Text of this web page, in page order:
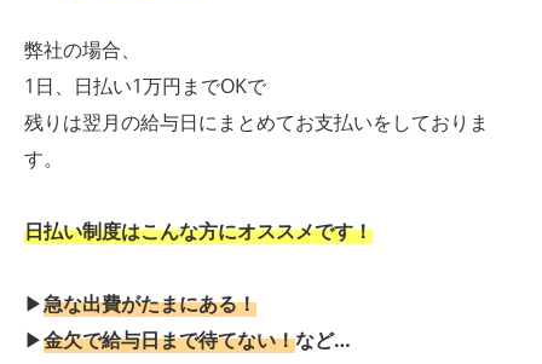
弊社の場合、
1日、日払い1万円までOKで
残りは翌月の給与日にまとめてお支払いをしておりま
す。
日払い制度はこんな方にオススメです！
▶急な出費がたまにある！
▶金欠で給与日まで待てない！など…